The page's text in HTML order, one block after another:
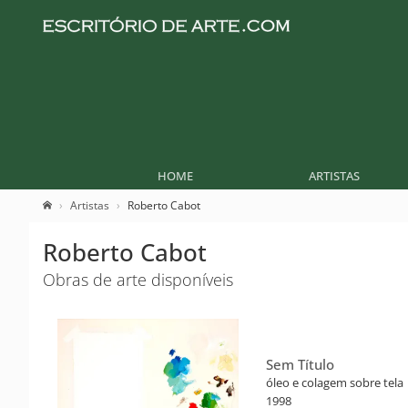
HOME ARTISTAS
Artistas Roberto Cabot
Roberto Cabot
Obras de arte disponíveis
Sem Título
óleo e colagem sobre tela
1998